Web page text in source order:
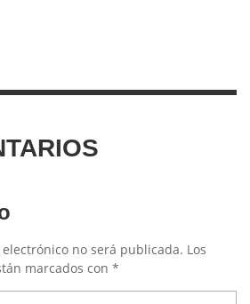
no será publicada. Los
marcados con *